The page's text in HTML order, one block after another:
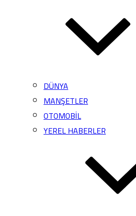
DÜNYA
MANŞETLER
OTOMOBİL
YEREL HABERLER